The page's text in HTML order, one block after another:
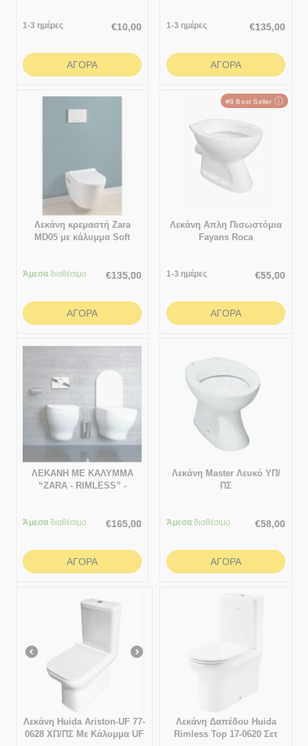
1-3 ημέρες €10,00
ΑΓΟΡΆ
1-3 ημέρες €135,00
ΑΓΟΡΆ
Λεκάνη κρεμαστή Zara
MD05 με κάλυμμα Soft
Άμεσα διαθέσιμο €135,00
ΑΓΟΡΆ
#8 Best Seller ⓘ
Λεκάνη Απλη Πισωστόμια
Fayans Roca
1-3 ημέρες €55,00
ΑΓΟΡΆ
ΛΕΚΑΝΗ ΜΕ ΚΑΛΥΜΜΑ
“ZARA - RIMLESS” -
Άμεσα διαθέσιμο €165,00
ΑΓΟΡΆ
Λεκάνη Master Λευκό ΥΠ/
ΠΣ
Άμεσα διαθέσιμο €58,00
ΑΓΟΡΆ
Λεκάνη Huida Ariston-UF 77-
0628 ΧΠ/ΠΣ Με Κάλυμμα UF
Λεκάνη Δαπέδου Huida
Rimless Top 17-0620 Σετ